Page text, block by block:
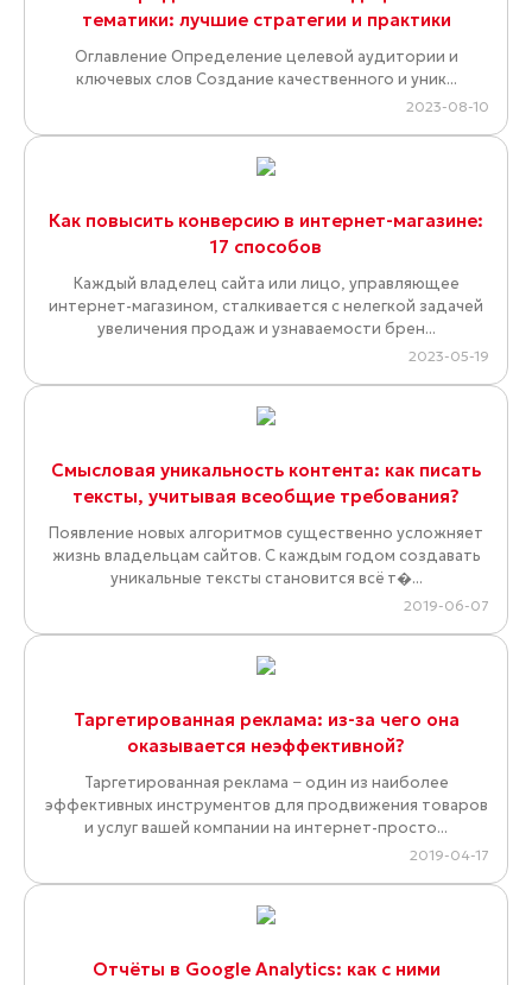
тематики: лучшие стратегии и практики
Оглавление Определение целевой аудитории и
ключевых слов Создание качественного и уник...
2023-08-10
Как повысить конверсию в интернет-магазине:
17 способов
Каждый владелец сайта или лицо, управляющее
интернет-магазином, сталкивается с нелегкой задачей
увеличения продаж и узнаваемости брен...
2023-05-19
Смысловая уникальность контента: как писать
тексты, учитывая всеобщие требования?
Появление новых алгоритмов существенно усложняет
жизнь владельцам сайтов. С каждым годом создавать
уникальные тексты становится всё т�...
2019-06-07
Таргетированная реклама: из-за чего она
оказывается неэффективной?
Таргетированная реклама − один из наиболее
эффективных инструментов для продвижения товаров
и услуг вашей компании на интернет-просто...
2019-04-17
Отчёты в Google Analytics: как с ними